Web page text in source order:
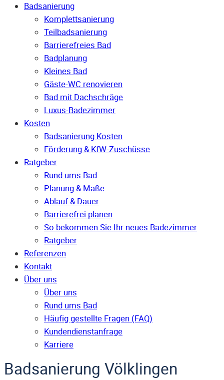
Badsanierung
Komplettsanierung
Teilbadsanierung
Barrierefreies Bad
Badplanung
Kleines Bad
Gäste-WC renovieren
Bad mit Dachschräge
Luxus-Badezimmer
Kosten
Badsanierung Kosten
Förderung & KfW-Zuschüsse
Ratgeber
Rund ums Bad
Planung & Maße
Ablauf & Dauer
Barrierefrei planen
So bekommen Sie Ihr neues Badezimmer
Ratgeber
Referenzen
Kontakt
Über uns
Über uns
Rund ums Bad
Häufig gestellte Fragen (FAQ)
Kunden­dienst­anfrage
Karriere
Badsanierung Völklingen